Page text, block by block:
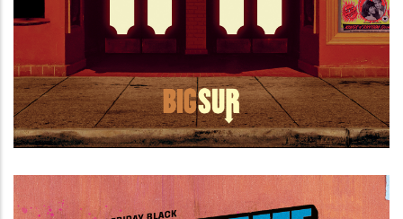
Come si dice addio